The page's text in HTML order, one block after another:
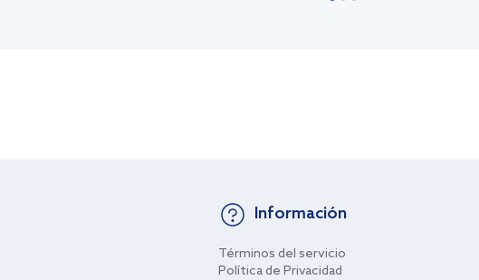
Información
Términos del servicio
Política de Privacidad